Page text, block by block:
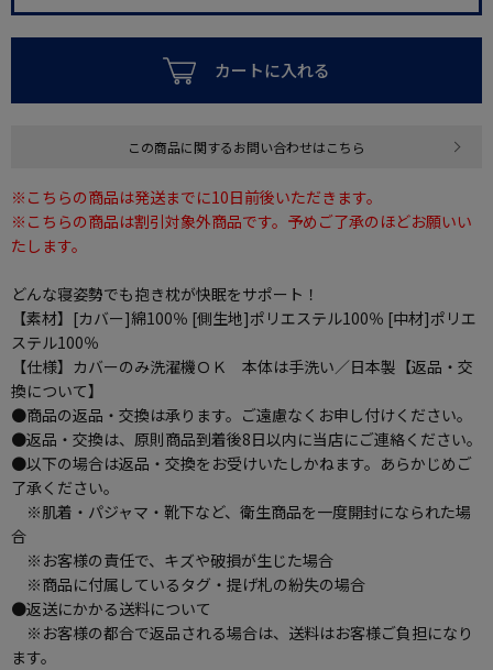
カートに入れる
この商品に関するお問い合わせはこちら
※こちらの商品は発送までに10日前後いただきます。
※こちらの商品は割引対象外商品です。予めご了承のほどお願いい
たします。
どんな寝姿勢でも抱き枕が快眠をサポート！
【素材】[カバー]綿100％ [側生地]ポリエステル100％ [中材]ポリエ
ステル100％
【仕様】カバーのみ洗濯機ＯＫ 本体は手洗い／日本製【返品・交
換について】
●商品の返品・交換は承ります。ご遠慮なくお申し付けください。
●返品・交換は、原則商品到着後8日以内に当店にご連絡ください。
●以下の場合は返品・交換をお受けいたしかねます。あらかじめご
了承ください。
※肌着・パジャマ・靴下など、衛生商品を一度開封になられた場
合
※お客様の責任で、キズや破損が生じた場合
※商品に付属しているタグ・提げ札の紛失の場合
●返送にかかる送料について
※お客様の都合で返品される場合は、送料はお客様ご負担になり
ます。